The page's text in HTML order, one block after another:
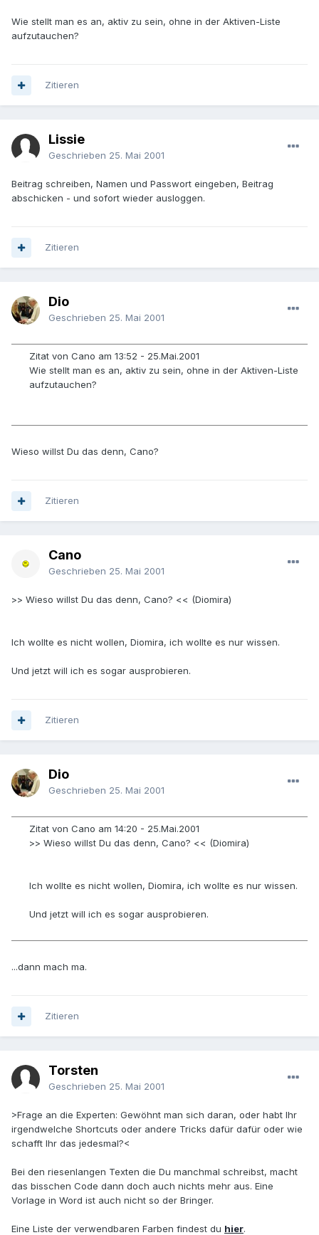
Wie stellt man es an, aktiv zu sein, ohne in der Aktiven-Liste
aufzutauchen?
Zitieren
Lissie
Geschrieben 25. Mai 2001
Beitrag schreiben, Namen und Passwort eingeben, Beitrag
abschicken - und sofort wieder ausloggen.
Zitieren
Dio
Geschrieben 25. Mai 2001
Zitat von Cano am 13:52 - 25.Mai.2001
Wie stellt man es an, aktiv zu sein, ohne in der Aktiven-Liste
aufzutauchen?
Wieso willst Du das denn, Cano?
Zitieren
Cano
Geschrieben 25. Mai 2001
>> Wieso willst Du das denn, Cano? << (Diomira)
Ich wollte es nicht wollen, Diomira, ich wollte es nur wissen.
Und jetzt will ich es sogar ausprobieren.
Zitieren
Dio
Geschrieben 25. Mai 2001
Zitat von Cano am 14:20 - 25.Mai.2001
>> Wieso willst Du das denn, Cano? << (Diomira)
Ich wollte es nicht wollen, Diomira, ich wollte es nur wissen.
Und jetzt will ich es sogar ausprobieren.
...dann mach ma.
Zitieren
Torsten
Geschrieben 25. Mai 2001
>Frage an die Experten: Gewöhnt man sich daran, oder habt Ihr
irgendwelche Shortcuts oder andere Tricks dafür dafür oder wie
schafft Ihr das jedesmal?<
Bei den riesenlangen Texten die Du manchmal schreibst, macht
das bisschen Code dann doch auch nichts mehr aus. Eine
Vorlage in Word ist auch nicht so der Bringer.
Eine Liste der verwendbaren Farben findest du hier.